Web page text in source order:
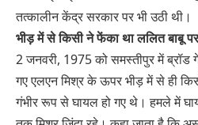
तत्कालीन केंद्र सरकार पर भी उठी थी।
भीड़ में से किसी ने फेंका था ललित बाबू
2 जनवरी, 1975 को समस्तीपुर में
गए एलएन मिश्र के ऊपर भीड़ में से ही
गंभीर रूप से घायल हो गए थे। हमले में